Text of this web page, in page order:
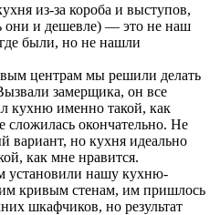
из-за короба и выступов,
они и дешевле) — это не наш
были, но не нашли
центрам мы решили делать
замерщика, он все
кухню именно такой, как
сложилась окончательно. Не
вариант, но кухня идеально
как мне нравится.
установили нашу кухню-
кривым стенам, им пришлось
шкафчиков, но результат